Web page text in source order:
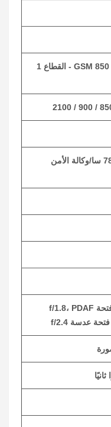
GSM 850 / 900 / 1800 / 1900 - القطاع 1
1، 3، 5، 8، 28، 40، 78 سا/وكالة الأمن